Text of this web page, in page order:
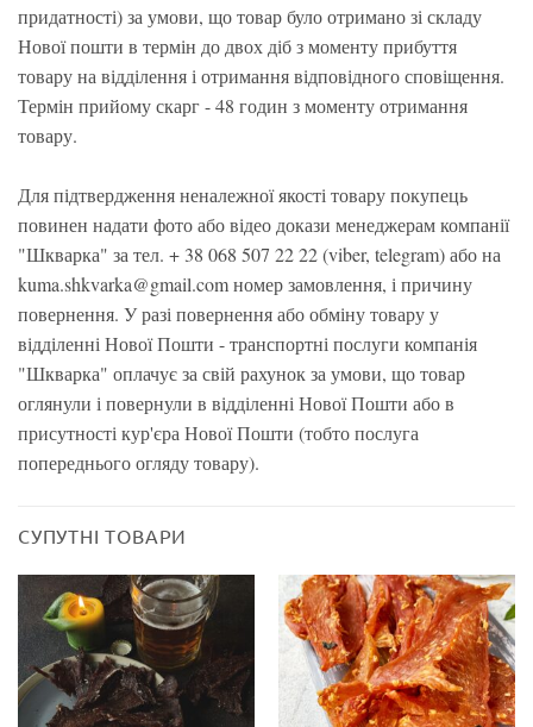
придатності) за умови, що товар було отримано зі складу
Нової пошти в термін до двох діб з моменту прибуття
товару на відділення і отримання відповідного сповіщення.
Термін прийому скарг - 48 годин з моменту отримання
товару.
Для підтвердження неналежної якості товару покупець
повинен надати фото або відео докази менеджерам компанії
"Шкварка" за тел. + 38 068 507 22 22 (viber, telegram) або на
kuma.shkvarka@gmail.com номер замовлення, і причину
повернення. У разі повернення або обміну товару у
відділенні Нової Пошти - транспортні послуги компанія
"Шкварка" оплачує за свій рахунок за умови, що товар
оглянули і повернули в відділенні Нової Пошти або в
присутності кур'єра Нової Пошти (тобто послуга
попереднього огляду товару).
СУПУТНІ ТОВАРИ